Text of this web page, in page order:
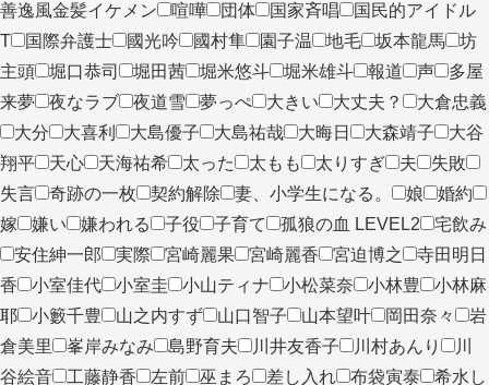
善逸風金髪イケメン
喧嘩 団体 国家斉唱
国民的アイドル
T
国際弁護士 國光吟 國村隼 園子温 地毛 坂本龍馬
坊
主頭
堀口恭司 堀田茜 堀米悠斗 堀米雄斗 報道 声
多屋
来夢
夜なラブ 夜道雪 夢っぺ 大きい 大丈夫？
大倉忠義
大分
大喜利 大島優子 大島祐哉 大晦日 大森靖子
大谷
翔平
天心 天海祐希 太った 太もも 太りすぎ 夫
失敗
失言
奇跡の一枚 契約解除 妻、小学生になる。 娘
婚約
嫁
嫌い 嫌われる 子役 子育て 孤狼の血 LEVEL2
宅飲み
安住紳一郎
実際 宮崎麗果 宮崎麗香 宮迫博之
寺田明日
香
小室佳代 小室圭 小山ティナ 小松菜奈 小林豊
小林麻
耶
小籔千豊 山之内すず 山口智子 山本望叶 岡田奈々
岩
倉美里
峯岸みなみ 島野育夫 川井友香子 川村あんり
川
谷絵音
工藤静香 左前 巫まろ 差し入れ 布袋寅泰 希水し